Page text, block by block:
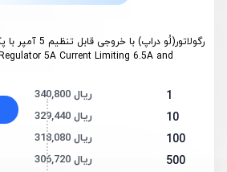
رگولاتور(لُو دراپ) با خروجی قابل تنظیم 5 آمپر با پکیج TO-252-3
5A Current Limiting 6.5A and
1 340,800 ریال
10 329,440 ریال
100 318,080 ریال
500 306,720 ریال